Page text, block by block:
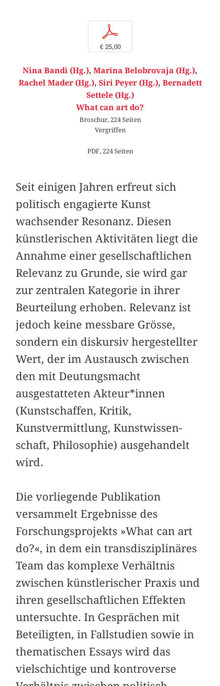
p
€ 25,00
Nina Bandi (Hg.), Marina Belobrovaja (Hg.),
Rachel Mader (Hg.), Siri Peyer (Hg.), Bernadett
Settele (Hg.)
What can art do?
Broschur, 224 Seiten
Vergriffen
PDF, 224 Seiten
Seit einigen Jahren erfreut sich
politisch engagierte Kunst
wachsender Resonanz. Diesen
künstlerischen Aktivitäten liegt die
Annahme einer gesellschaftlichen
Relevanz zu Grunde, sie wird gar
zur zentralen Kategorie in ihrer
Beurtei­lung erhoben. Relevanz ist
jedoch keine messbare Grösse,
sondern ein diskursiv hergestellter
Wert, der im Austausch zwischen
den mit Deutungsmacht
ausgestatteten Akteur*in­nen
(Kunstschaffen, Kritik,
Kunstvermittlung, Kunstwissen­
schaft, Philosophie) ausgehandelt
wird.
Die vorliegende Publikation
versammelt Ergebnisse des
Forschungsprojekts »What can art
do?«, in dem ein trans­disziplinäres
Team das komplexe Verhältnis
zwischen künstlerischer Praxis und
ihren gesellschaftlichen Effekten
untersuchte. In Gesprächen mit
Beteiligten, in Fallstudien sowie in
thematischen Essays wird das
vielschichtige und kontroverse